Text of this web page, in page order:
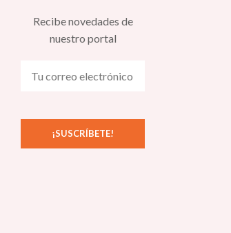
Recibe novedades de
nuestro portal